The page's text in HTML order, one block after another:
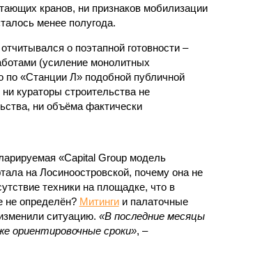
кранов, ни признаков мобилизации
менее полугода.
о поэтапной готовности –
(усиление монолитных
по «Станции Л» подобной публичной
кураторы строительства не
ни объёма фактически
«Capital Group модель
на Лосиноостровской, почему она не
техники на площадке, что в
не определён? Митингии палаточные
ситуацию. «В последние месяцы
ориентировочные сроки», –